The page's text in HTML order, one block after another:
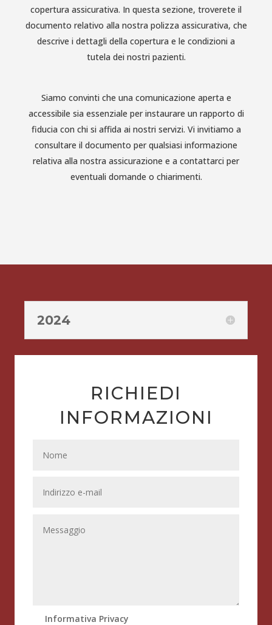
copertura assicurativa. In questa sezione, troverete il
documento relativo alla nostra polizza assicurativa, che
descrive i dettagli della copertura e le condizioni a
tutela dei nostri pazienti.
Siamo convinti che una comunicazione aperta e
accessibile sia essenziale per instaurare un rapporto di
fiducia con chi si affida ai nostri servizi. Vi invitiamo a
consultare il documento per qualsiasi informazione
relativa alla nostra assicurazione e a contattarci per
eventuali domande o chiarimenti.
2024
RICHIEDI
INFORMAZIONI
Informativa Privacy